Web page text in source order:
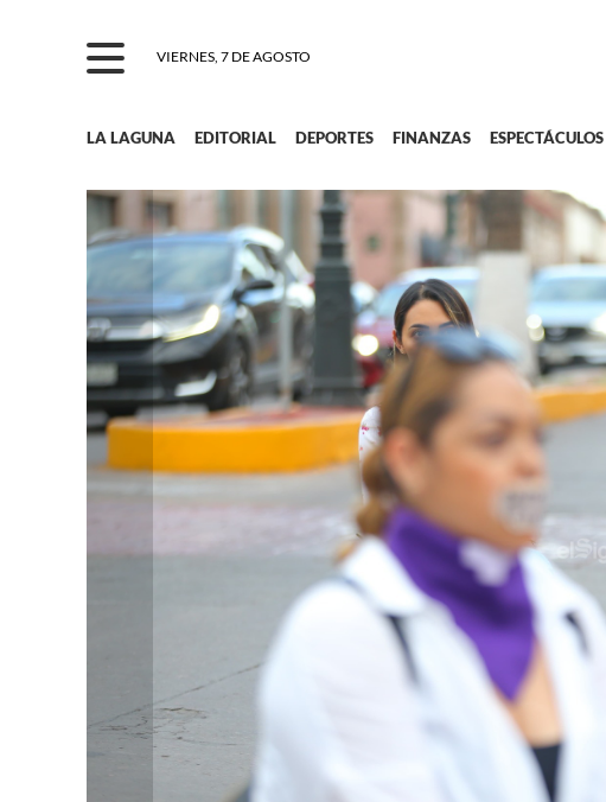
VIERNES, 7 DE AGOSTO
LA LAGUNA EDITORIAL DEPORTES FINANZAS ESPECTÁCULOS